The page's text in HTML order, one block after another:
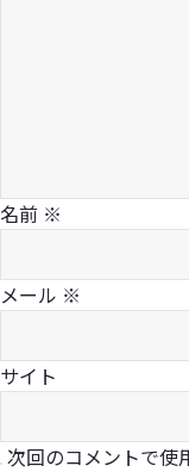
名前 ※
メール ※
サイト
次回のコメントで使